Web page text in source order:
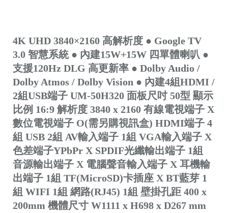
4K UHD 3840×2160 高解析度 ● Google TV
3.0 智慧系統 ● 內建15W+15W 四單體喇叭 ●
支援120Hz DLG 高更新率 ● Dolby Audio /
Dolby Atmos / Dolby Vision ● 內建4組HDMI /
2組USB端子 UM-50H320 面板尺吋 50型 顯示
比例 16:9 解析度 3840 x 2160 有線電視端子 X
數位電視端子 O(需另購視訊盒) HDMI端子 4
組 USB 2組 AV輸入端子 1組 VGA輸入端子 X
色差端子YPbPr X SPDIF光纖輸出端子 1組
音源輸出端子 X 電腦聲音輸入端子 X 耳機輸
出端子 1組 TF(MicroSD)卡插座 X BT藍芽 1
組 WIFI 1組 網路(RJ45) 1組 壁掛孔距 400 x
200mm 機體尺寸 W1111 x H698 x D267 mm